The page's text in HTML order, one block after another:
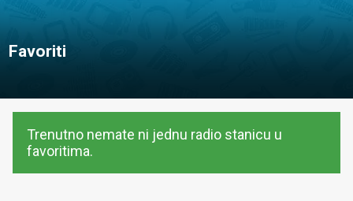
Favoriti
Trenutno nemate ni jednu radio stanicu u
favoritima.